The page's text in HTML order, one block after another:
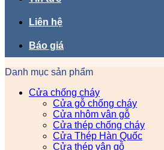
Liên hệ
Báo giá
Danh mục sản phẩm
Cửa chống cháy
Cửa gỗ chống cháy
Cửa nhôm vân gỗ
Cửa thép chống cháy
Cửa Thép Hàn Quốc
Cửa thép vân gỗ